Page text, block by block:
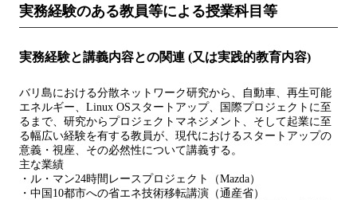
実務経験のある教員等による授業科目等
実務経験と講義内容との関連 (又は実践的教育内容)
バリ島における分散ネットワーク研究から、自動車、再生可能
エネルギー、Linux OSスタートアップ、国際プロジェクトに至
るまで、研究からプロジェクトマネジメント、そして起業に至
る幅広い経験を有する教員が、現代におけるスタートアップの
意義・視座、その必然性について講義する。
主な業績
・ル・マン24時間レースプロジェクト（Mazda）
・中国10都市への省エネ技術移転講演（通産省）